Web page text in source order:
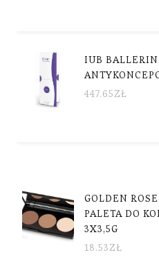
IUB
447.65ZŁ
GOLDEN
PALETA DO
3X3,5G
18.53ZŁ